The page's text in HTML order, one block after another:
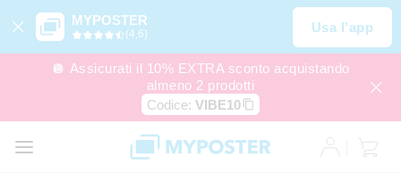
MYPOSTER
(4,6) Usa l’app
🪩 Assicurati il 10% EXTRA sconto acquistando
almeno 2 prodotti
Codice: VIBE10